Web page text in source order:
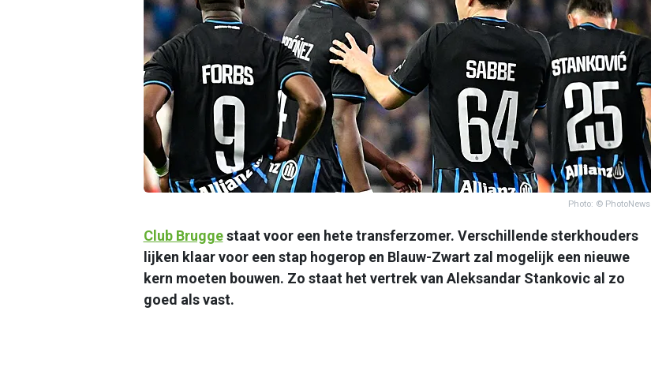
Photo: © PhotoNews
Club Bruggestaat voor een hete transferzomer. Verschillende sterkhouders
lijken klaar voor een stap hogerop en Blauw-Zwart zal mogelijk een nieuwe
kern moeten bouwen. Zo staat het vertrek van Aleksandar Stankovic al zo
goed als vast.